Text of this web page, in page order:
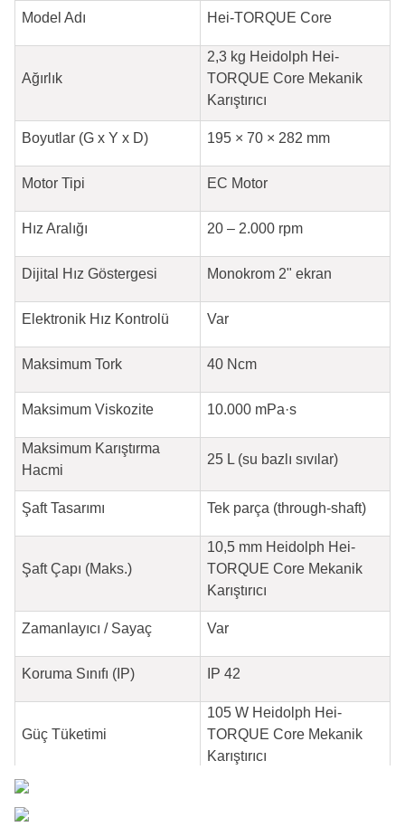
Model Adı Hei-TORQUE Core
Ağırlık
2,3 kg Heidolph Hei-
TORQUE Core Mekanik
Karıştırıcı
Boyutlar (G x Y x D) 195 × 70 × 282 mm
Motor Tipi EC Motor
Hız Aralığı 20 – 2.000 rpm
Dijital Hız Göstergesi Monokrom 2" ekran
Elektronik Hız Kontrolü Var
Maksimum Tork 40 Ncm
Maksimum Viskozite 10.000 mPa·s
Maksimum Karıştırma
Hacmi
25 L (su bazlı sıvılar)
Şaft Tasarımı Tek parça (through-shaft)
Şaft Çapı (Maks.)
10,5 mm Heidolph Hei-
TORQUE Core Mekanik
Karıştırıcı
Zamanlayıcı / Sayaç Var
Koruma Sınıfı (IP) IP 42
Güç Tüketimi
105 W Heidolph Hei-
TORQUE Core Mekanik
Karıştırıcı
Çalışma Sıcaklık Aralığı